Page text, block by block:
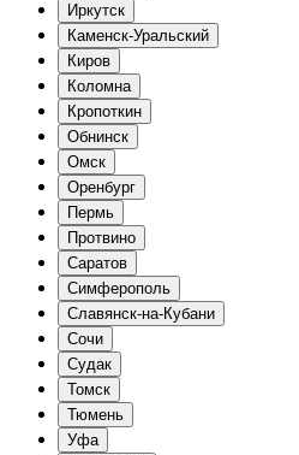
Иркутск
Каменск-Уральский
Киров
Коломна
Кропоткин
Обнинск
Омск
Оренбург
Пермь
Протвино
Саратов
Симферополь
Славянск-на-Кубани
Сочи
Судак
Томск
Тюмень
Уфа